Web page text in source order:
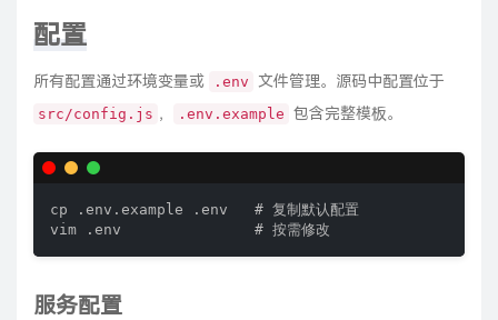
配置
所有配置通过环境变量或 .env 文件管理。源码中配置位于
src/config.js ， .env.example 包含完整模板。
cp .env.example .env   # 复制默认配置
vim .env               # 按需修改
服务配置